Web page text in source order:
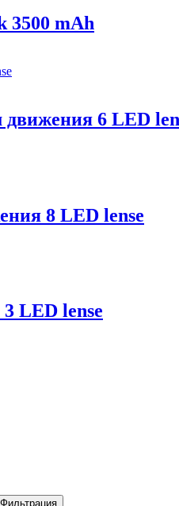
3500 mAh
6 LED
8 LED lense
LED lense
Фильтрация